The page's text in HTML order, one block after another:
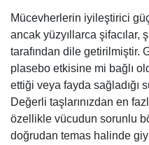
Mücevherlerin iyileştirici
ancak yüzyıllarca şifacılar,
tarafından dile getirilmiştir.
plasebo etkisine mi bağlı
ettiği veya fayda sağladığı
Değerli taşlarınızdan en
özellikle vücudun sorunlu
doğrudan temas halinde